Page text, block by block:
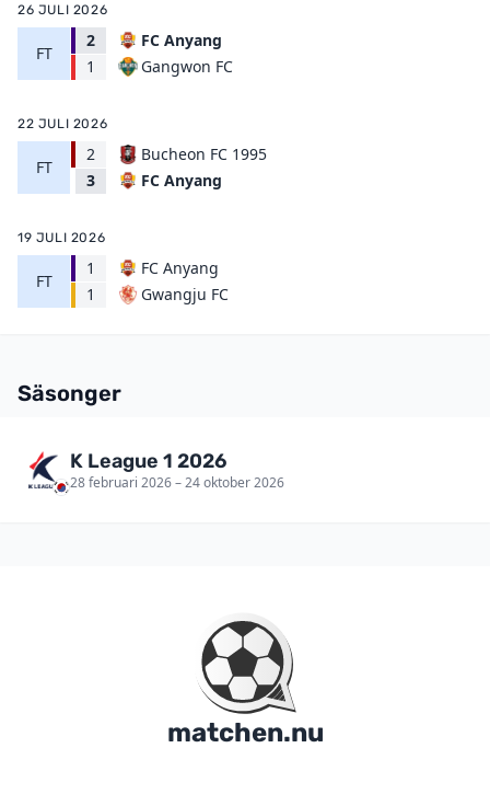
26 JULI 2026
FT
2
1
FC Anyang
Gangwon FC
22 JULI 2026
FT
2
3
Bucheon FC 1995
FC Anyang
19 JULI 2026
FT
1
1
FC Anyang
Gwangju FC
Säsonger
K League 1 2026
28 februari 2026 – 24 oktober 2026
matchen.nu